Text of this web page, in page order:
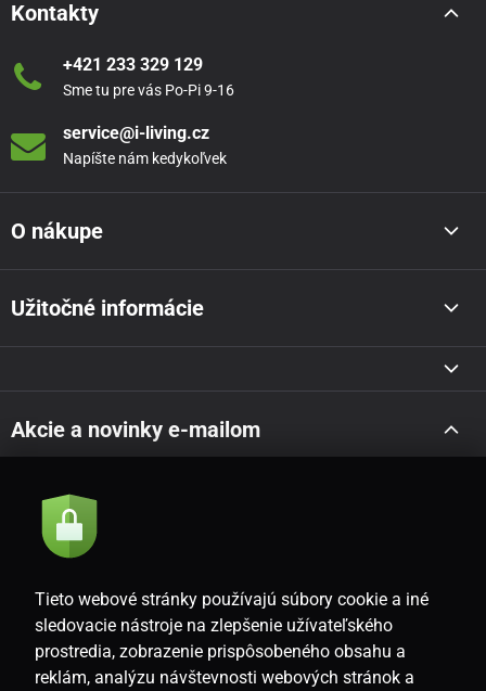
Kontakty
+421 233 329 129
Sme tu pre vás Po-Pi 9-16
service@i-living.cz
Napíšte nám kedykoľvek
O nákupe
Užitočné informácie
Akcie a novinky e-mailom
Súhlasím so
SK
Tieto webové stránky používajú súbory cookie a iné
sledovacie nástroje na zlepšenie užívateľského
prostredia, zobrazenie prispôsobeného obsahu a
reklám, analýzu návštevnosti webových stránok a